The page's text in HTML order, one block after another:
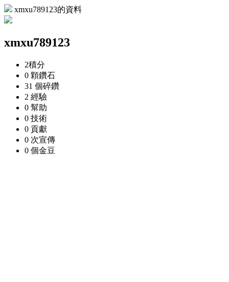
xmxu789123的資料
xmxu789123
2積分
0 顆鑽石
31 個碎鑽
2 經驗
0 幫助
0 技術
0 貢獻
0 次宣傳
0 個金豆